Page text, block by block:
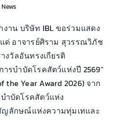
News
าน บริษัท IBL ขอร่วมแสดง
ด่ อาจารย์ศิราม สุวรรณวิภัช
งวัลอันทรงเกียรติ
รบำบัดโรคสัตว์แห่งปี 2569”
the Year Award 2026) จาก
ำบัดโรคสัตว์แห่ง
ญลักษณ์แห่งความทุ่มเทและ